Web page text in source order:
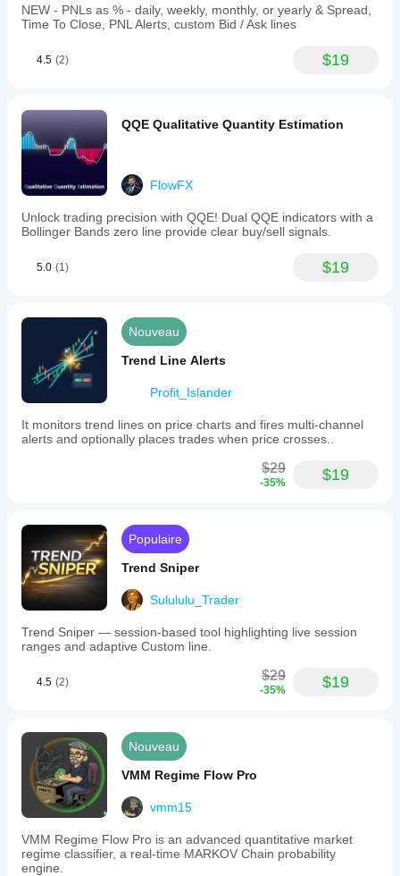
NEW - PNLs as % - daily, weekly, monthly, or yearly & Spread,
Time To Close, PNL Alerts, custom Bid / Ask lines
4.5 (2) $19
QQE Qualitative Quantity Estimation
FlowFX
Unlock trading precision with QQE! Dual QQE indicators with a
Bollinger Bands zero line provide clear buy/sell signals.
5.0 (1) $19
Nouveau
Trend Line Alerts
Profit_Islander
It monitors trend lines on price charts and fires multi-channel
alerts and optionally places trades when price crosses..
$29
-35% $19
Populaire
Trend Sniper
Sulululu_Trader
Trend Sniper — session-based tool highlighting live session
ranges and adaptive Custom line.
4.5 (2) $29
-35% $19
Nouveau
VMM Regime Flow Pro
vmm15
VMM Regime Flow Pro is an advanced quantitative market
regime classifier, a real-time MARKOV Chain probability
engine.